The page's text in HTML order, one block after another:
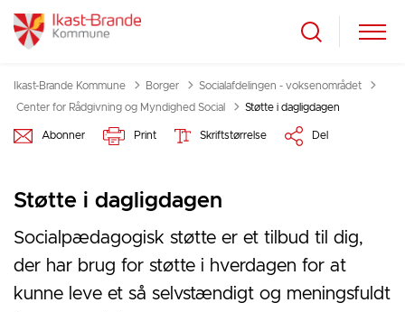
Ikast-Brande Kommune Borger
Socialafdelingen - voksenområdet
Tilbage til
Center for Rådgivning og Myndighed Social Støtte i dagligdagen
Abonner Print Skriftstørrelse Del
Støtte i dagligdagen
Socialpædagogisk støtte er et tilbud til dig,
der har brug for støtte i hverdagen for at
kunne leve et så selvstændigt og meningsfuldt